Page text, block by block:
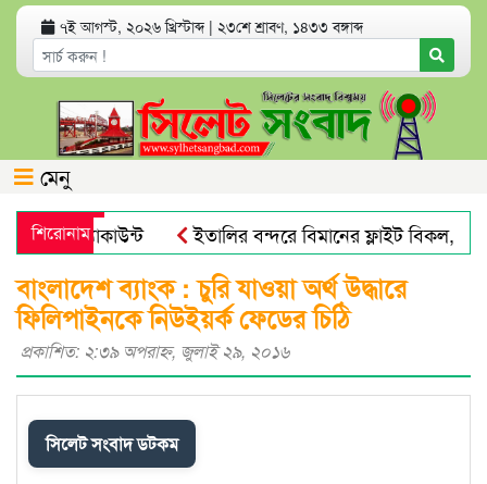
৭ই আগস্ট, ২০২৬ খ্রিস্টাব্দ | ২৩শে শ্রাবণ, ১৪৩৩ বঙ্গাব্দ
মেনু
শিরোনাম
অ্যাকাউন্ট
ইতালির বন্দরে বিমানের ফ্লাইট বিকল,
তেল, গ্যাস, বিদ্যুৎ সঙ্কট ও
বাংলাদেশ ব্যাংক : চুরি যাওয়া অর্থ উদ্ধারে
ফিলিপাইনকে নিউইয়র্ক ফেডের চিঠি
প্রকাশিত: ২:৩৯ অপরাহ্ণ, জুলাই ২৯, ২০১৬
সিলেট সংবাদ ডটকম